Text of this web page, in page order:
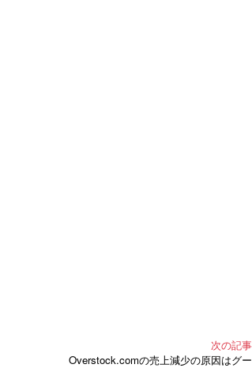
次の記
Overstock.comの売上減少の原因はグ